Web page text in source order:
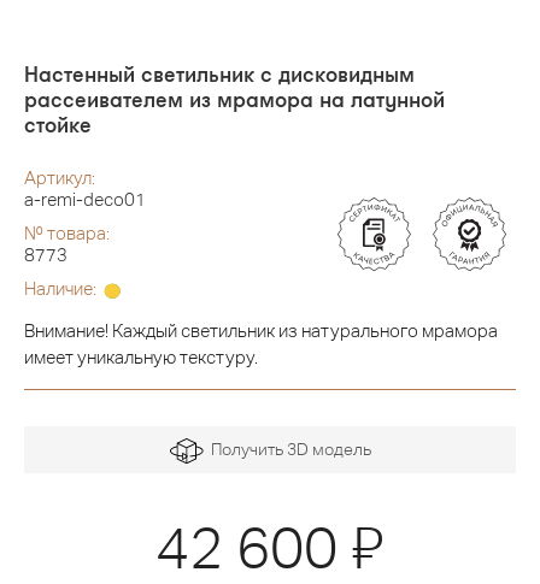
Настенный светильник с дисковидным
рассеивателем из мрамора на латунной
стойке
Артикул:
a-remi-deco01
№ товара:
8773
Наличие:
Внимание! Каждый светильник из натурального мрамора
имеет уникальную текстуру.
Получить 3D модель
42 600 Я